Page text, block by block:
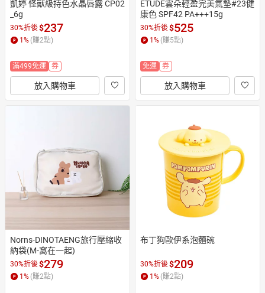
凱婷 怪獸級持色水晶唇露 CP02
_6g
30%折後$237
1 % (賺2點)
滿499免運 券
放入購物車
ETUDE雲朵輕盈完美氣墊#23健
康色 SPF42 PA+++15g
30%折後$525
1 % (賺5點)
免運 券
放入購物車
Norns-DINOTAENG旅行壓縮收
納袋(M-窩在一起)
30%折後$279
1 % (賺2點)
布丁狗歐伊系泡麵碗
30%折後$209
1 % (賺2點)